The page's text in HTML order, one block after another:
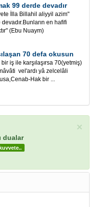
99 derde devadır
İlla Billahil aliyyil azim"
en hafifi
(Ebu Nuaym)
70 defa okusun
ile karşılaşırsa 70(yetmiş)
vel'ardı yâ zelcelâli
Hak bir ...
×
dualar